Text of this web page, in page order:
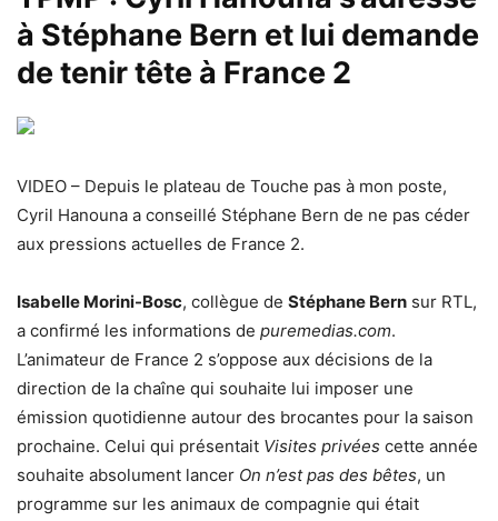
à Stéphane Bern et lui demande
de tenir tête à France 2
VIDEO – Depuis le plateau de Touche pas à mon poste,
Cyril Hanouna a conseillé Stéphane Bern de ne pas céder
aux pressions actuelles de France 2.
Isabelle Morini-Bosc, collègue de Stéphane Bern sur RTL,
a confirmé les informations de puremedias.com.
L’animateur de France 2 s’oppose aux décisions de la
direction de la chaîne qui souhaite lui imposer une
émission quotidienne autour des brocantes pour la saison
prochaine. Celui qui présentait Visites privées cette année
souhaite absolument lancer On n’est pas des bêtes, un
programme sur les animaux de compagnie qui était